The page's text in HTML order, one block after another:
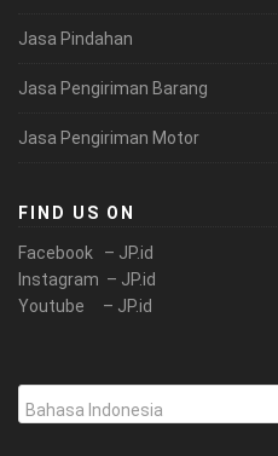
Jasa Pindahan
Jasa Pengiriman Barang
Jasa Pengiriman Motor
FIND US ON
Facebook – JP.id
Instagram – JP.id
Youtube – JP.id
Pilih
sebuah